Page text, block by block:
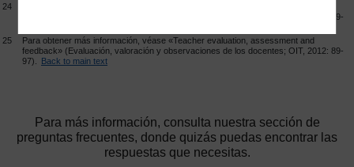
24
feedback» (Evaluación, valoración y observaciones de los docentes; OIT, 2012: 89-
25
Para obtener más información, véase «Teacher evaluation, assessment and
feedback» (Evaluación, valoración y observaciones de los docentes; OIT, 2012: 89-
97).
Back to main text
Para más información, consulta nuestra sección de
preguntas frecuentes, donde quizás puedas encontrar las
respuestas que necesitas.